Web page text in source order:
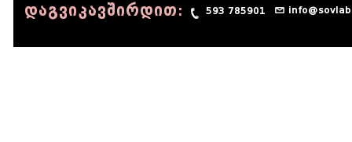
დაგვიკავშირდით: 593 785901